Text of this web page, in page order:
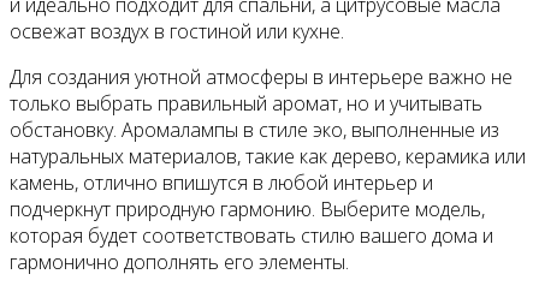
освежат воздух в гостиной или кухне.
Для создания уютной атмосферы в интерьере важно не
только выбрать правильный аромат, но и учитывать
обстановку. Аромалампы в стиле эко, выполненные из
натуральных материалов, такие как дерево, керамика или
камень, отлично впишутся в любой интерьер и
подчеркнут природную гармонию. Выберите модель,
которая будет соответствовать стилю вашего дома и
гармонично дополнять его элементы.